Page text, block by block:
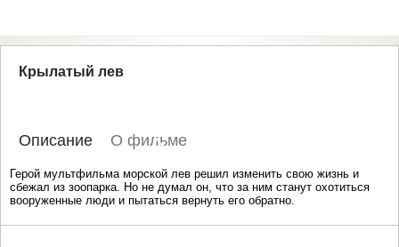
Крылатый лев
Описание О фильме
Герой мультфильма морской лев решил изменить свою жизнь и
сбежал из зоопарка. Но не думал он, что за ним станут охотиться
вооруженные люди и пытаться вернуть его обратно.